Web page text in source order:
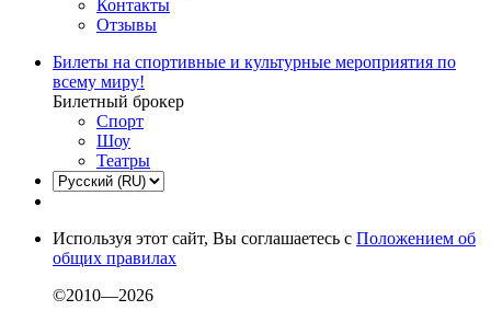
Контакты
Отзывы
Билеты на спортивные и культурные мероприятия по
всему миру!
Билетный брокер
Спорт
Шоу
Театры
Используя этот сайт, Вы соглашаетесь с Положением об
общих правилах
©2010—2026